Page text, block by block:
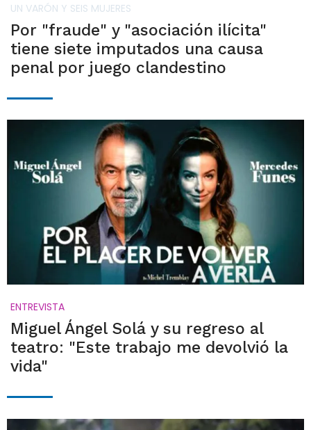
UN VARÓN Y SEIS MUJERES
Por "fraude" y "asociación ilícita"
tiene siete imputados una causa
penal por juego clandestino
ENTREVISTA
Miguel Ángel Solá y su regreso al
teatro: "Este trabajo me devolvió la
vida"